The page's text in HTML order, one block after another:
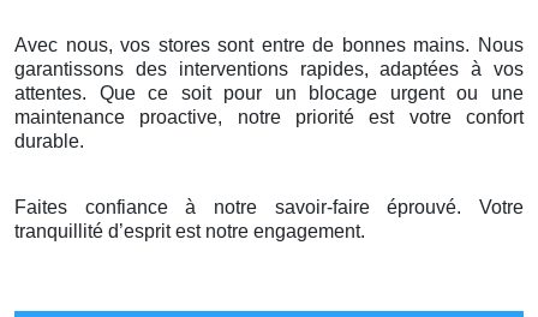
Avec nous, vos stores sont entre de bonnes mains. Nous
garantissons des interventions rapides, adaptées à vos
attentes. Que ce soit pour un blocage urgent ou une
maintenance proactive, notre priorité est votre confort
durable.
Faites confiance à notre savoir-faire éprouvé. Votre
tranquillité d’esprit est notre engagement.